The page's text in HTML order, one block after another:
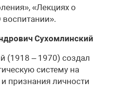
«Лекциях о
воспитании».
Сухомлинский
(1918 – 1970) создал
систему на
признания личности